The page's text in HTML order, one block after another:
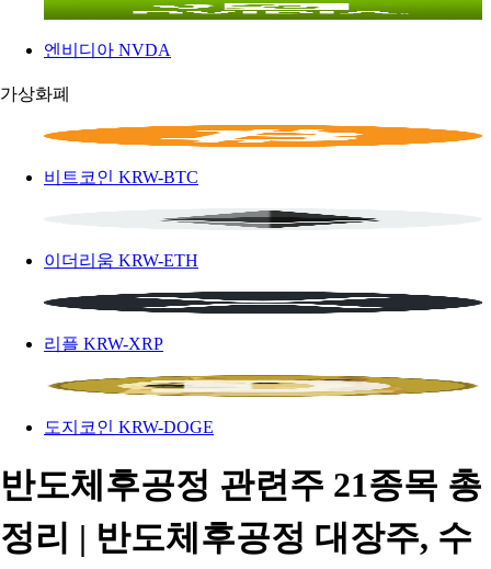
엔비디아 NVDA
가상화폐
비트코인 KRW-BTC
이더리움 KRW-ETH
리플 KRW-XRP
도지코인 KRW-DOGE
반도체후공정 관련주 21종목 총
정리 | 반도체후공정 대장주, 수